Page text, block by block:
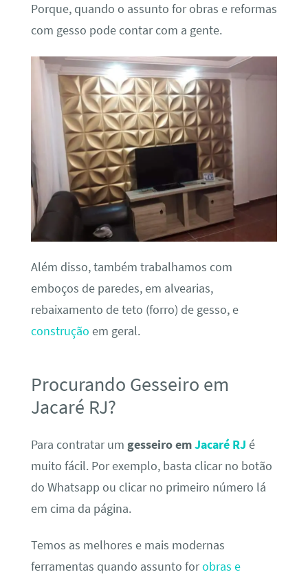
Porque, quando o assunto for obras e reformas
com gesso pode contar com a gente.
Além disso, também trabalhamos com
emboços de paredes, em alvearias,
rebaixamento de teto (forro) de gesso, e
construção em geral.
Procurando Gesseiro em
Jacaré RJ?
Para contratar um gesseiro emJacaré RJ é
muito fácil. Por exemplo, basta clicar no botão
do Whatsapp ou clicar no primeiro número lá
em cima da página.
Temos as melhores e mais modernas
ferramentas quando assunto forobras e